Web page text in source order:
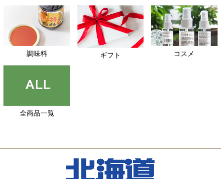
調味料 ギフト コスメ
全商品一覧